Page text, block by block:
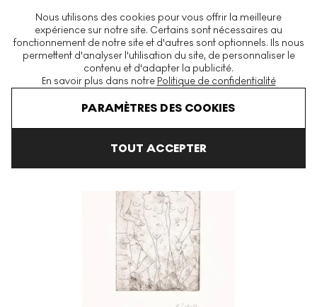
Nous utilisons des cookies pour vous offrir la meilleure
expérience sur notre site. Certains sont nécessaires au
fonctionnement de notre site et d'autres sont optionnels. Ils nous
permettent d'analyser l'utilisation du site, de personnaliser le
contenu et d'adapter la publicité.
En savoir plus dans notre Politique de confidentialité
PARAMÈTRES DES COOKIES
TOUT ACCEPTER
La plus grande plateforme mondiale d'estampes et éditions
modernes et contemporaines
Pablo Picasso Les Trois Baigneuses II Signed Print